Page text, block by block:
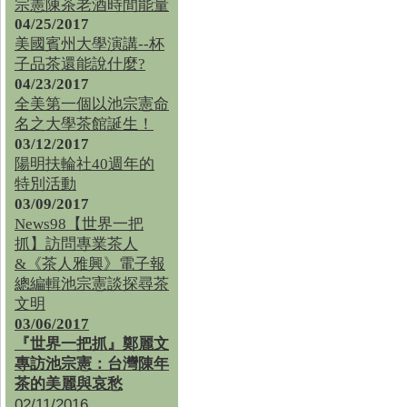
宗憲陳茶老酒時間能量
04/25/2017
美國賓州大學演講--杯
子品茶還能說什麼?
04/23/2017
全美第一個以池宗憲命
名之大學茶館誕生！
03/12/2017
陽明扶輪社40週年的
特別活動
03/09/2017
News98【世界一把
抓】訪問專業茶人
&《茶人雅興》電子報
總編輯池宗憲談探尋茶
文明
03/06/2017
『世界一把抓』鄭麗文
專訪池宗憲：台灣陳年
茶的美麗與哀愁